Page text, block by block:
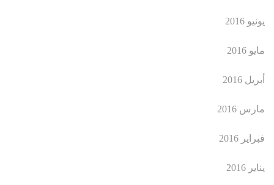
يونيو 2016
مايو 2016
أبريل 2016
مارس 2016
فبراير 2016
يناير 2016